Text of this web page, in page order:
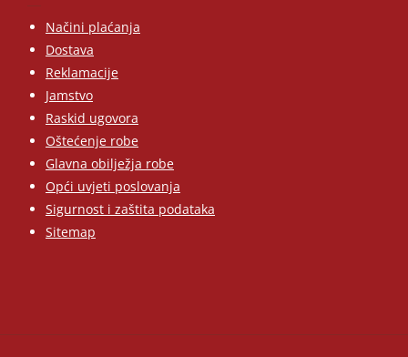
Načini plaćanja
Dostava
Reklamacije
Jamstvo
Raskid ugovora
Oštećenje robe
Glavna obilježja robe
Opći uvjeti poslovanja
Sigurnost i zaštita podataka
Sitemap